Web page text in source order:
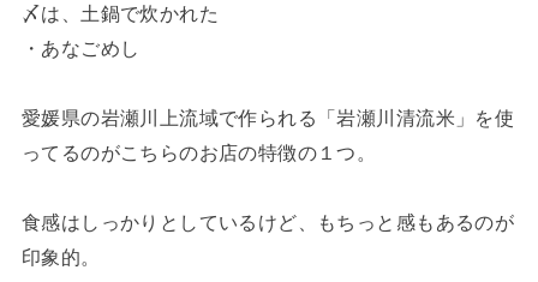
〆は、土鍋で炊かれた
・あなごめし
愛媛県の岩瀬川上流域で作られる「岩瀬川清流米」を使
ってるのがこちらのお店の特徴の１つ。
食感はしっかりとしているけど、もちっと感もあるのが
印象的。